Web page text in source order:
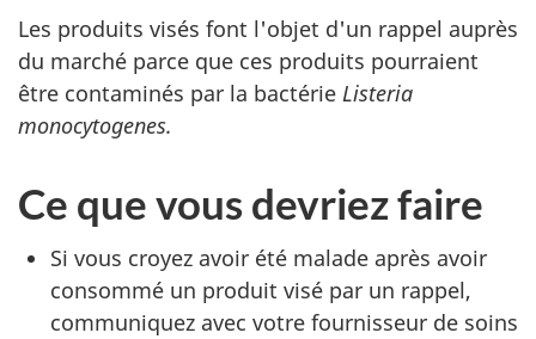
Les produits visés font l'objet d'un rappel auprès
du marché parce que ces produits pourraient
être contaminés par la bactérie Listeria
monocytogenes.
Ce que vous devriez faire
Si vous croyez avoir été malade après avoir
consommé un produit visé par un rappel,
communiquez avec votre fournisseur de soins